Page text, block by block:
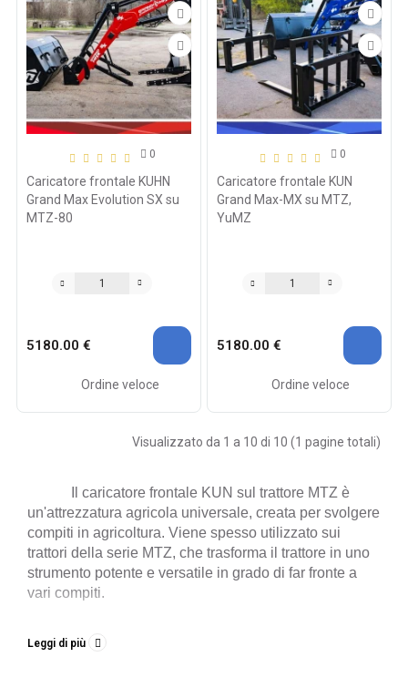
0
Caricatore frontale KUHN
Grand Max Evolution SX su
MTZ-80
5180.00 €
Ordine veloce
0
Caricatore frontale KUN
Grand Max-MX su MTZ,
YuMZ
5180.00 €
Ordine veloce
Visualizzato da 1 a 10 di 10 (1 pagine totali)
Il caricatore frontale KUN sul trattore MTZ è
un'attrezzatura agricola universale, creata per svolgere
compiti in agricoltura. Viene spesso utilizzato sui
trattori della serie MTZ, che trasforma il trattore in uno
strumento potente e versatile in grado di far fronte a
vari compiti.
MTZ è un manipolatore con uno strumento di lavoro
Leggi di più